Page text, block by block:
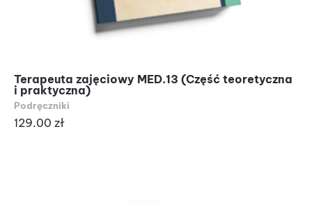
Terapeuta zajęciowy MED.13 (Część teoretyczna
i praktyczna)
Podręczniki
129.00 zł